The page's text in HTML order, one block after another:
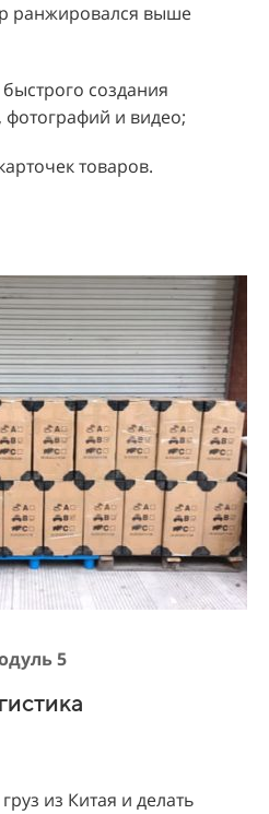
ранжировался выше
создания
и видео;
товаров.
5
из Китая и делать